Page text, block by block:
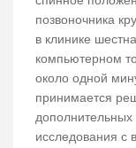
позвоночника
в клинике
компьютерном
около одной
принимается
исследования с